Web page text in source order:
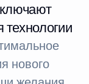
технологии
нового